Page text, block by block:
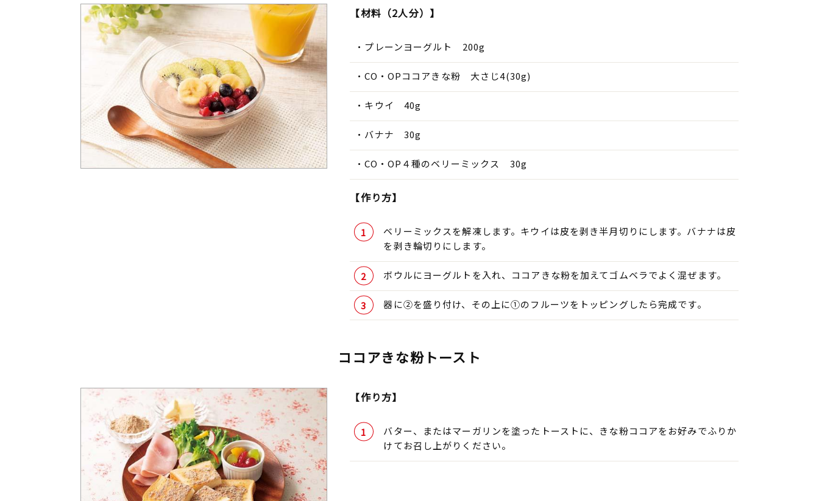
【材料（2人分）】
プレーンヨーグルト 200g
CO・OPココアきな粉 大さじ4(30g)
キウイ 40g
バナナ 30g
CO・OP４種のベリーミックス 30g
【作り方】
ベリーミックスを解凍します。キウイは皮を剥き半月切りにします。バナナは皮
を剥き輪切りにします。
ボウルにヨーグルトを入れ、ココアきな粉を加えてゴムベラでよく混ぜます。
器に②を盛り付け、その上に①のフルーツをトッピングしたら完成です。
ココアきな粉トースト
【作り方】
バター、またはマーガリンを塗ったトーストに、きな粉ココアをお好みでふりか
けてお召し上がりください。